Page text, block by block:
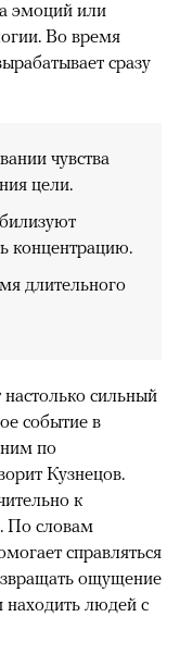
эмоций или
Во время
сразу
чувства
цели.
концентрацию.
длительного
сильный
событие в
по
Кузнецов.
к
По словам
справляться
ощущение
находить людей с